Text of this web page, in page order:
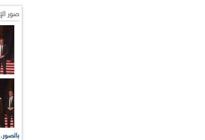
صور